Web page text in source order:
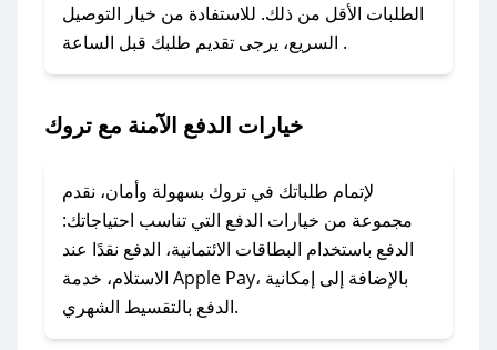
### كيفية استخدام كود خصم تروك؟
1. انسخ كود الخصم من تطبيق صحصح.
2. الصقه في خانة الدفع عند التسوق من تروك.
### ماذا أفعل إذا لم يعمل كود الخصم؟
الرسائل الخاصة على تويتر أو البريد الإلكتروني،
وسنقوم بحل المشكلة في أسرع وقت ممكن.
### ماذا أفعل إذا لم أجد كود خصم لمتجري
المفضل؟
في حال عدم توفر كوبونات لمتجرك المفضل، يمكنك
الطلبات الأقل من ذلك. للاستفادة من خيار التوصيل
السريع، يرجى تقديم طلبك قبل الساعة .
خيارات الدفع الآمنة مع تروك
لإتمام طلباتك في تروك بسهولة وأمان، نقدم
مجموعة من خيارات الدفع التي تناسب احتياجاتك:
الدفع باستخدام البطاقات الائتمانية، الدفع نقدًا عند
الاستلام، خدمة Apple Pay، بالإضافة إلى إمكانية
الدفع بالتقسيط الشهري.